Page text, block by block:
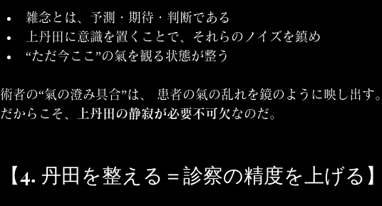
雑念とは、予測・期待・判断である
上丹田に意識を置くことで、それらのノイズを鎮め
“ただ今ここ”の氣を観る状態が整う
術者の“氣の澄み具合”は、 患者の氣の乱れを鏡のように映し出す。
だからこそ、
上丹田の静寂が必要不可欠なのだ。
【4. 丹田を整える＝診察の精度を上げる】